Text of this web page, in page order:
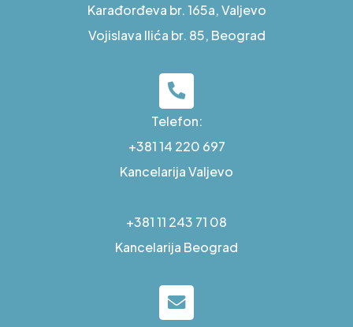
Karađorđeva br. 165a, Valjevo
Vojislava Ilića br. 85, Beograd
Telefon:
+381 14 220 697
Kancelarija Valjevo
+381 11 243 71 08
Kancelarija Beograd